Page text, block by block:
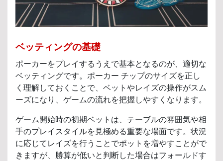
ベッティングの基礎
ポーカーをプレイするうえで基本となるのが、適切な
ベッティングです。ポーカー チップのサイズを正し
く理解しておくことで、ベットやレイズの操作がスム
ーズになり、ゲームの流れを把握しやすくなります。
ゲーム開始時の初期ベットは、テーブルの雰囲気や相
手のプレイスタイルを見極める重要な場面です。状況
に応じてレイズを行うことでポットを増やすことがで
きますが、勝算が低いと判断した場合はフォールドす